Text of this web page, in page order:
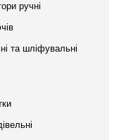
ручні
та шліфувальні